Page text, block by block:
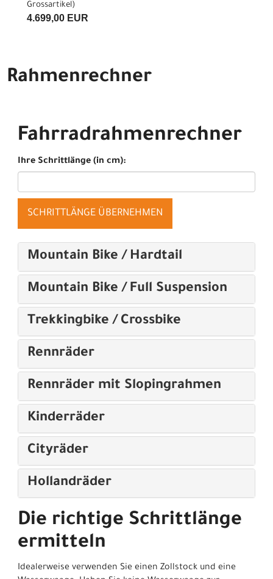
Grossartikel)
4.699,00 EUR
Rahmenrechner
Fahrradrahmenrechner
Ihre Schrittlänge (in cm):
SCHRITTLÄNGE ÜBERNEHMEN
Mountain Bike / Hardtail
Mountain Bike / Full Suspension
Trekkingbike / Crossbike
Rennräder
Rennräder mit Slopingrahmen
Kinderräder
Cityräder
Hollandräder
Die richtige Schrittlänge
ermitteln
Idealerweise verwenden Sie einen Zollstock und eine